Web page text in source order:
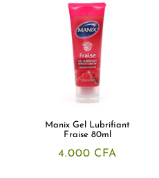
Manix Gel Lubrifiant
Fraise 80ml
4.000 CFA